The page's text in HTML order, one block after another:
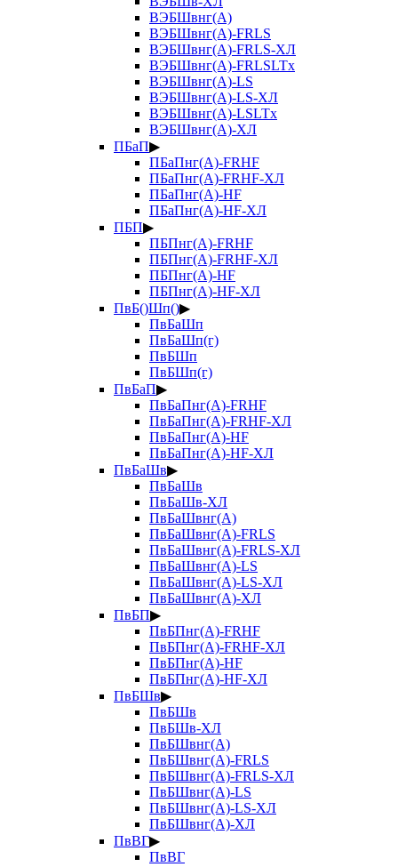
ВЭБШвнг(А)
ВЭБШвнг(А)-FRLS
ВЭБШвнг(А)-FRLS-ХЛ
ВЭБШвнг(А)-FRLSLTx
ВЭБШвнг(А)-LS
ВЭБШвнг(А)-LS-ХЛ
ВЭБШвнг(А)-LSLTx
ВЭБШвнг(А)-ХЛ
ПБаП▶
ПБаПнг(А)-FRHF
ПБаПнг(А)-FRHF-ХЛ
ПБаПнг(А)-HF
ПБаПнг(А)-HF-ХЛ
ПБП▶
ПБПнг(А)-FRHF
ПБПнг(А)-FRHF-ХЛ
ПБПнг(А)-HF
ПБПнг(А)-HF-ХЛ
ПвБ()Шп()▶
ПвБаШп
ПвБаШп(г)
ПвБШп
ПвБШп(г)
ПвБаП▶
ПвБаПнг(А)-FRHF
ПвБаПнг(А)-FRHF-ХЛ
ПвБаПнг(А)-HF
ПвБаПнг(А)-HF-ХЛ
ПвБаШв▶
ПвБаШв
ПвБаШв-ХЛ
ПвБаШвнг(А)
ПвБаШвнг(А)-FRLS
ПвБаШвнг(А)-FRLS-ХЛ
ПвБаШвнг(А)-LS
ПвБаШвнг(А)-LS-ХЛ
ПвБаШвнг(А)-ХЛ
ПвБП▶
ПвБПнг(А)-FRHF
ПвБПнг(А)-FRHF-ХЛ
ПвБПнг(А)-HF
ПвБПнг(А)-HF-ХЛ
ПвБШв▶
ПвБШв
ПвБШв-ХЛ
ПвБШвнг(А)
ПвБШвнг(А)-FRLS
ПвБШвнг(А)-FRLS-ХЛ
ПвБШвнг(А)-LS
ПвБШвнг(А)-LS-ХЛ
ПвБШвнг(А)-ХЛ
ПвВГ▶
ПвВГ